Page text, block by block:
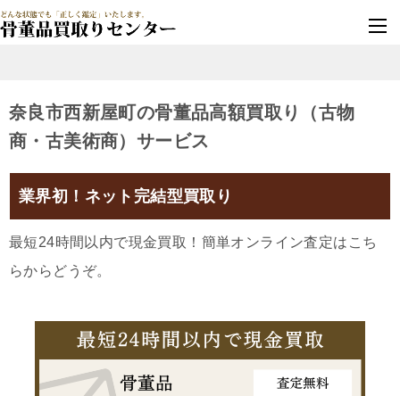
奈良市西新屋町の骨董品高額買取り（古物
商・古美術商）サービス
業界初！ネット完結型買取り
最短24時間以内で現金買取！簡単オンライン査定はこち
らからどうぞ。